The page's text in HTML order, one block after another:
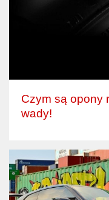
Czym są opony
wady!